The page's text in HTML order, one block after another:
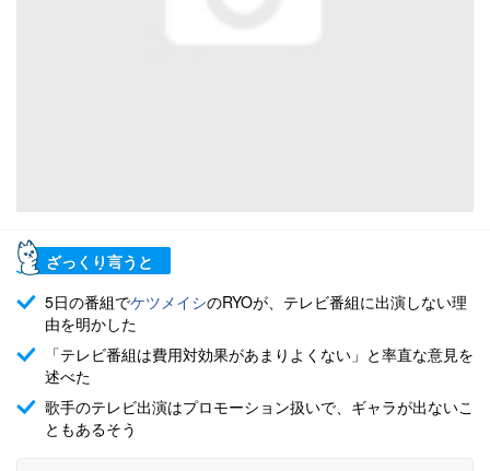
ざっくり言うと
5日の番組でケツメイシのRYOが、テレビ番組に出演しない理
由を明かした
「テレビ番組は費用対効果があまりよくない」と率直な意見を
述べた
歌手のテレビ出演はプロモーション扱いで、ギャラが出ないこ
ともあるそう